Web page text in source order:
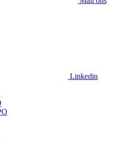
Linkedin